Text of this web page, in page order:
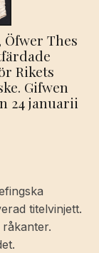
Thes
Rikets
Gifwen
24 januarii
titelvinjett.